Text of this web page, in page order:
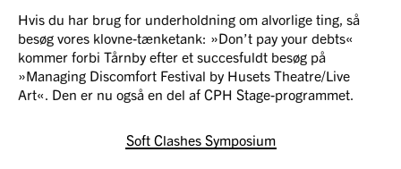
Hvis du har brug for underholdning om alvorlige ting, så
besøg vores klovne-tænketank: »Don’t pay your debts«
kommer forbi Tårnby efter et succesfuldt besøg på
»Managing Discomfort Festival by Husets Theatre/Live
Art«. Den er nu også en del af CPH Stage-programmet.
Soft Clashes Symposium